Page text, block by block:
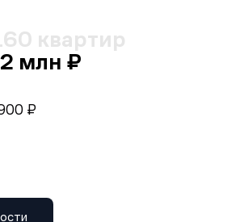
квартир
млн ₽
₽